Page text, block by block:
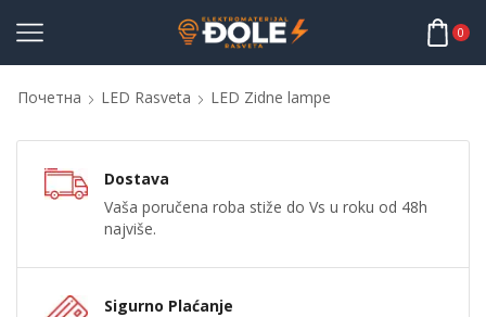
0
Почетна LED Rasveta LED Zidne lampe
Dostava
Vaša poručena roba stiže do Vs u roku od 48h
najviše.
Sigurno Plaćanje